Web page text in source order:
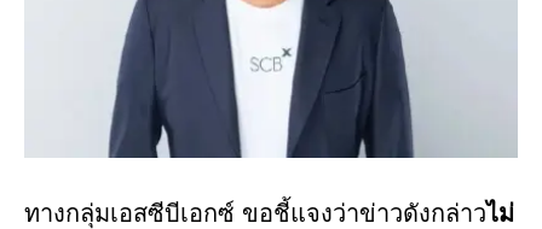
ทางกลุ่มเอสซีบีเอกซ์ ขอชี้แจงว่าข่าวดังกล่าวไม่